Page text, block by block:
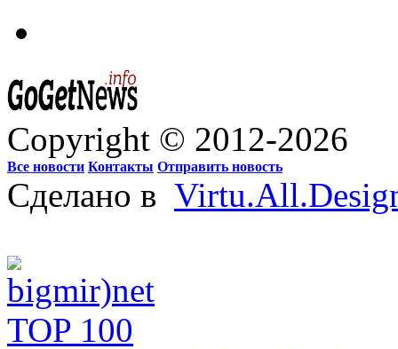
Copyright © 2012-2026
Все новости Контакты Отправить новость
Сделано в